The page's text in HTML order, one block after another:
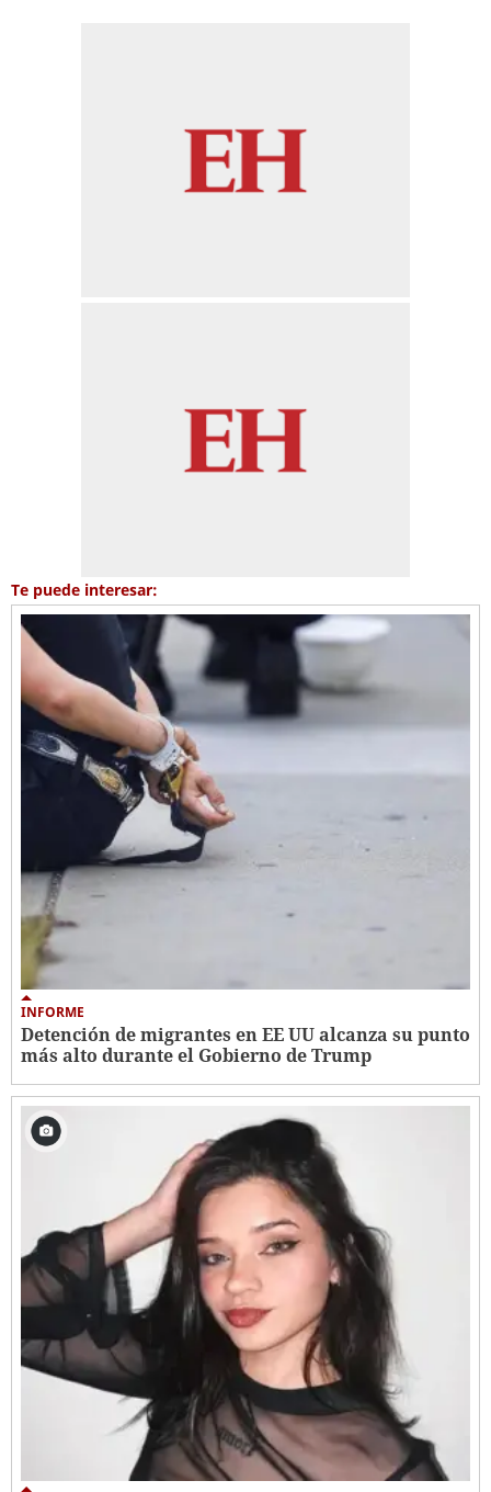
Te puede interesar:
INFORME
Detención de migrantes en EE UU alcanza su punto
más alto durante el Gobierno de Trump